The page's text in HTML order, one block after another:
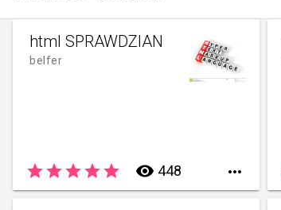
html SPRAWDZIAN
belfer
starstarstarstarstar remove_red_eye 448 